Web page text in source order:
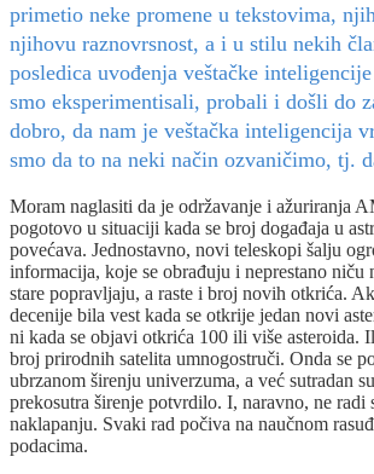
primetio neke promene u tekstovima,
njihovu raznovrsnost, a i u stilu nekih
posledica uvođenja veštačke
smo eksperimentisali, probali i došli do
dobro, da nam je veštačka inteligencija
smo da to na neki način ozvaničimo, tj.
Moram naglasiti da je održavanje i ažuriranja
pogotovo u situaciji kada se broj događaja u
povećava. Jednostavno, novi teleskopi šalju
informacija, koje se obrađuju i neprestano niču
stare popravljaju, a raste i broj novih otkrića.
decenije bila vest kada se otkrije jedan novi
ni kada se objavi otkrića 100 ili više asteroida.
broj prirodnih satelita umnogostruči. Onda se
ubrzanom širenju univerzuma, a već sutradan
prekosutra širenje potvrdilo. I, naravno, ne radi
naklapanju. Svaki rad počiva na naučnom
podacima.